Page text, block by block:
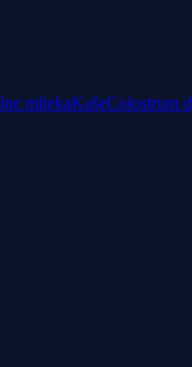
mliekaKašeColostrum